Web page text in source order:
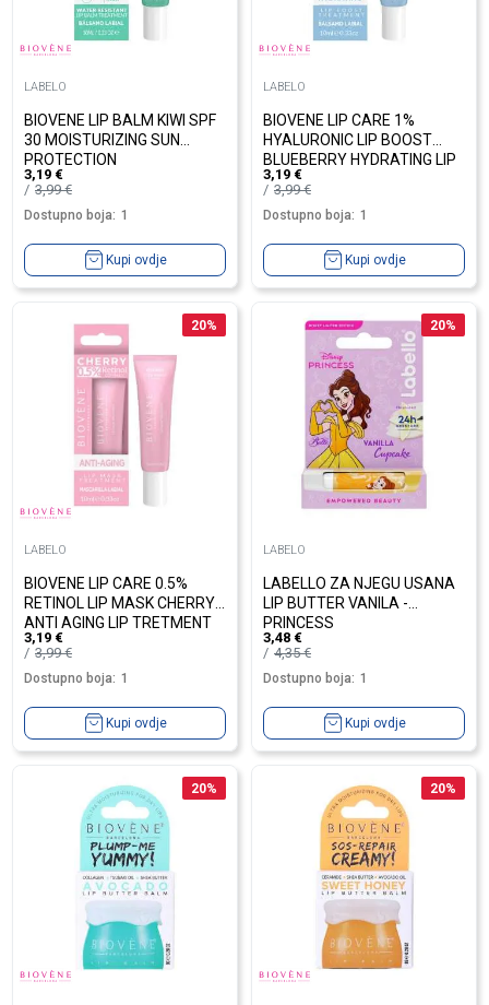
LABELO
BIOVENE LIP BALM KIWI SPF
30 MOISTURIZING SUN
PROTECTION
3,19 €
3,99€
Dostupno boja: 1
Kupi ovdje
LABELO
BIOVENE LIP CARE 1%
HYALURONIC LIP BOOST
BLUEBERRY HYDRATING LIP
TREATMENT
3,19 €
3,99€
Dostupno boja: 1
Kupi ovdje
20%
LABELO
BIOVENE LIP CARE 0.5%
RETINOL LIP MASK CHERRY
ANTI AGING LIP TRETMENT
3,19 €
3,99€
Dostupno boja: 1
Kupi ovdje
20%
LABELO
LABELLO ZA NJEGU USANA
LIP BUTTER VANILA -
PRINCESS
3,48 €
4,35€
Dostupno boja: 1
Kupi ovdje
20% 20%